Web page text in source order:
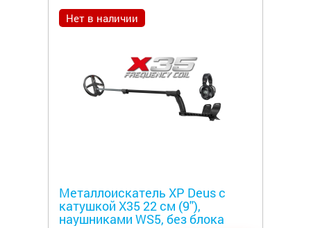
Нет в наличии
Металлоискатель XP Deus с
катушкой X35 22 см (9''),
наушниками WS5, без блока